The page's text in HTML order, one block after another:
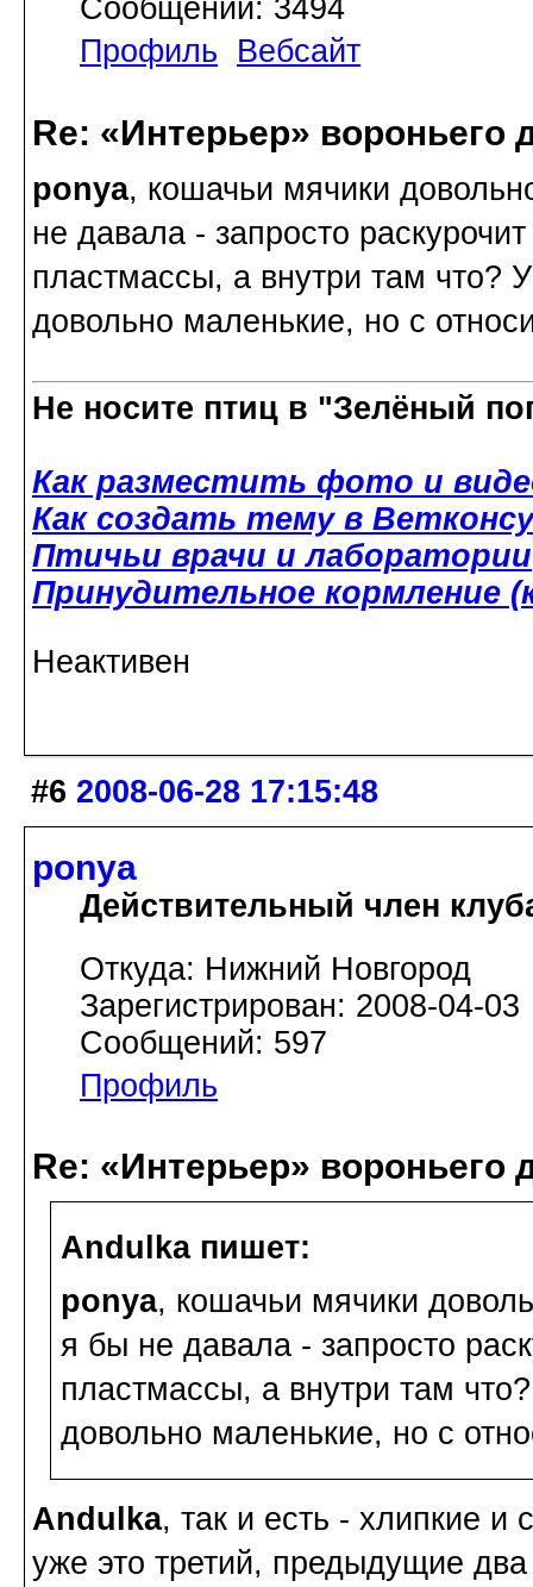
Сообщений: 3494
Профиль
Вебсайт
Re: «Интерьер» вороньего
ponya, кошачьи мячики
не давала - запросто
пластмассы, а внутри там что?
довольно маленькие, но с
Не носите птиц в "Зелёный
Как разместить фото и
Как создать тему в
Птичьи врачи и лаборатории
Принудительное кормление
Неактивен
#6 2008-06-28 17:15:48
ponya
Действительный член
Откуда: Нижний Новгород
Зарегистрирован: 2008-04-03
Сообщений: 597
Профиль
Re: «Интерьер» вороньего
Andulka пишет:
ponya, кошачьи мячики
я бы не давала - запросто
пластмассы, а внутри там
довольно маленькие, но с
Andulka, так и есть - хлипкие и
уже это третий, предыдущие